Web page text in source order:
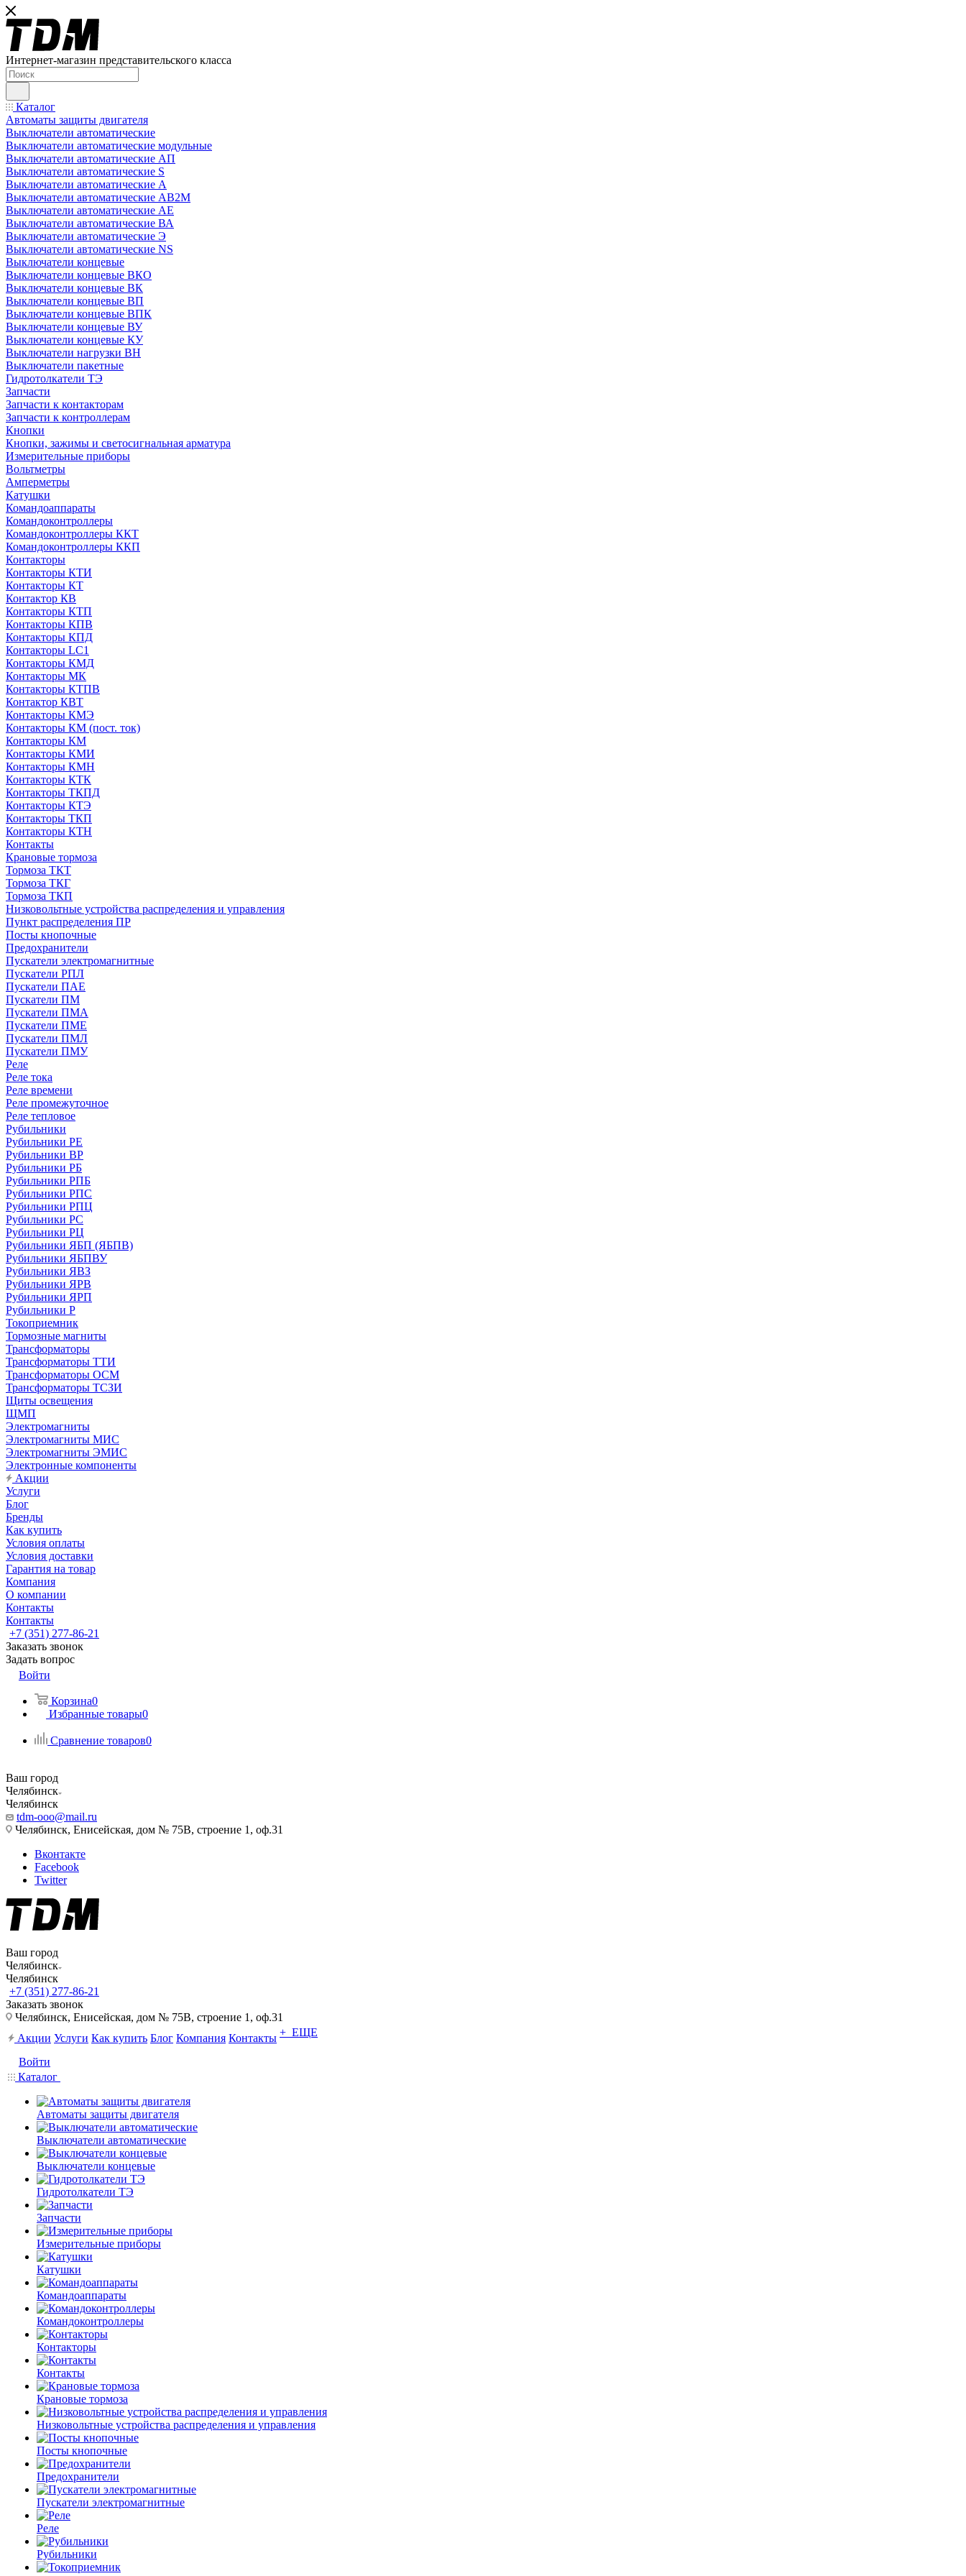
Интернет-магазин представительского класса
Каталог
Автоматы защиты двигателя
Выключатели автоматические
Выключатели автоматические модульные
Выключатели автоматические АП
Выключатели автоматические S
Выключатели автоматические А
Выключатели автоматические АВ2М
Выключатели автоматические АЕ
Выключатели автоматические ВА
Выключатели автоматические Э
Выключатели автоматические NS
Выключатели концевые
Выключатели концевые ВКО
Выключатели концевые ВК
Выключатели концевые ВП
Выключатели концевые ВПК
Выключатели концевые ВУ
Выключатели концевые КУ
Выключатели нагрузки ВН
Выключатели пакетные
Гидротолкатели ТЭ
Запчасти
Запчасти к контакторам
Запчасти к контроллерам
Кнопки
Кнопки, зажимы и светосигнальная арматура
Измерительные приборы
Вольтметры
Амперметры
Катушки
Командоаппараты
Командоконтроллеры
Командоконтроллеры ККТ
Командоконтроллеры ККП
Контакторы
Контакторы КТИ
Контакторы КТ
Контактор КВ
Контакторы КТП
Контакторы КПВ
Контакторы КПД
Контакторы LC1
Контакторы КМД
Контакторы МК
Контакторы КТПВ
Контактор КВТ
Контакторы КМЭ
Контакторы КМ (пост. ток)
Контакторы КМ
Контакторы КМИ
Контакторы КМН
Контакторы КТК
Контакторы ТКПД
Контакторы КТЭ
Контакторы ТКП
Контакторы КТН
Контакты
Крановые тормоза
Тормоза ТКТ
Тормоза ТКГ
Тормоза ТКП
Низковольтные устройства распределения и управления
Пункт распределения ПР
Посты кнопочные
Предохранители
Пускатели электромагнитные
Пускатели РПЛ
Пускатели ПАЕ
Пускатели ПМ
Пускатели ПМА
Пускатели ПМЕ
Пускатели ПМЛ
Пускатели ПМУ
Реле
Реле тока
Реле времени
Реле промежуточное
Реле тепловое
Рубильники
Рубильники РЕ
Рубильники ВР
Рубильники РБ
Рубильники РПБ
Рубильники РПС
Рубильники РПЦ
Рубильники РС
Рубильники РЦ
Рубильники ЯБП (ЯБПВ)
Рубильники ЯБПВУ
Рубильники ЯВЗ
Рубильники ЯРВ
Рубильники ЯРП
Рубильники Р
Токоприемник
Тормозные магниты
Трансформаторы
Трансформаторы ТТИ
Трансформаторы ОСМ
Трансформаторы ТСЗИ
Щиты освещения
ЩМП
Электромагниты
Электромагниты МИС
Электромагниты ЭМИС
Электронные компоненты
Акции
Услуги
Блог
Бренды
Как купить
Условия оплаты
Условия доставки
Гарантия на товар
Компания
О компании
Контакты
Контакты
+7 (351) 277-86-21
Заказать звонок
Задать вопрос
Войти
Корзина0
Избранные товары0
Сравнение товаров0
Ваш город
Челябинск
Челябинск
tdm-ooo@mail.ru
Челябинск, Енисейская, дом № 75В, строение 1, оф.31
Вконтакте
Facebook
Twitter
Ваш город
Челябинск
Челябинск
+7 (351) 277-86-21
Заказать звонок
Челябинск, Енисейская, дом № 75В, строение 1, оф.31
Акции Услуги Как купить Блог Компания Контакты + ЕЩЕ
Войти
Каталог
Автоматы защиты двигателя
Выключатели автоматические
Выключатели концевые
Гидротолкатели ТЭ
Запчасти
Измерительные приборы
Катушки
Командоаппараты
Командоконтроллеры
Контакторы
Контакты
Крановые тормоза
Низковольтные устройства распределения и управления
Посты кнопочные
Предохранители
Пускатели электромагнитные
Реле
Рубильники